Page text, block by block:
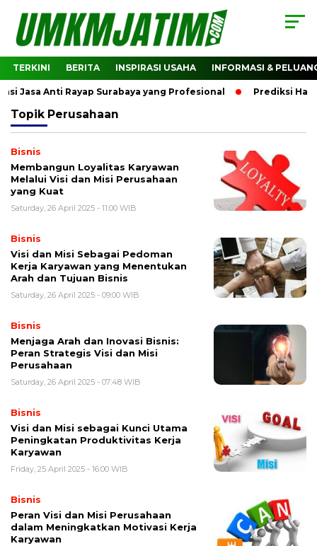
TERKINI BERITA INSPIRASI USAHA INFORMASI &
Anti Rayap Surabaya yang Profesional Prediksi Harga
Topik Perusahaan
Bisnis
Membangun Loyalitas Karyawan
Melalui Visi dan Misi Perusahaan
yang Kuat
Saturday, 26 April 2025 - 11:00 WIB
Bisnis
Visi dan Misi Sebagai Pedoman
Kerja Karyawan yang Menentukan
Arah dan Tujuan Bisnis
Saturday, 26 April 2025 - 09:00 WIB
Bisnis
Menjaga Arah dan Inovasi Bisnis:
Peran Strategis Visi dan Misi
Perusahaan
Saturday, 26 April 2025 - 07:48 WIB
Bisnis
Visi dan Misi sebagai Kunci Utama
Peningkatan Produktivitas Kerja
Karyawan
Friday, 25 April 2025 - 16:00 WIB
Bisnis
Peran Visi dan Misi Perusahaan
dalam Meningkatkan Motivasi Kerja
Karyawan